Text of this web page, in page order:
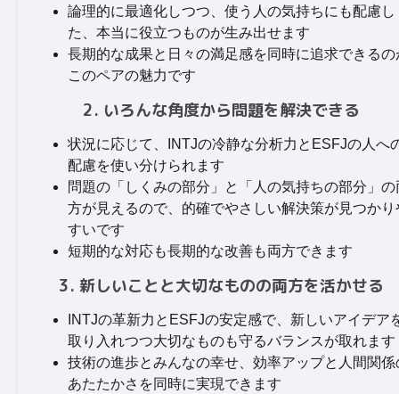
論理的に最適化しつつ、使う人の気持ちにも配慮し
た、本当に役立つものが生み出せます
長期的な成果と日々の満足感を同時に追求できるの
このペアの魅力です
2. いろんな角度から問題を解決できる
状況に応じて、INTJの冷静な分析力とESFJの人へ
配慮を使い分けられます
問題の「しくみの部分」と「人の気持ちの部分」の
方が見えるので、的確でやさしい解決策が見つかり
すいです
短期的な対応も長期的な改善も両方できます
3. 新しいことと大切なものの両方を活かせる
INTJの革新力とESFJの安定感で、新しいアイデア
取り入れつつ大切なものも守るバランスが取れます
技術の進歩とみんなの幸せ、効率アップと人間関係
あたたかさを同時に実現できます